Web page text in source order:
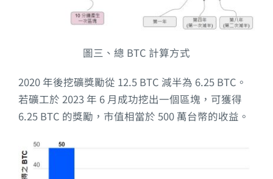
圖三、總 BTC 計算方式
2020 年後挖礦獎勵從 12.5 BTC 減半為 6.25 BTC。
若礦工於 2023 年 6 月成功挖出一個區塊，可獲得
6.25 BTC 的獎勵，市值相當於 500 萬台幣的收益。